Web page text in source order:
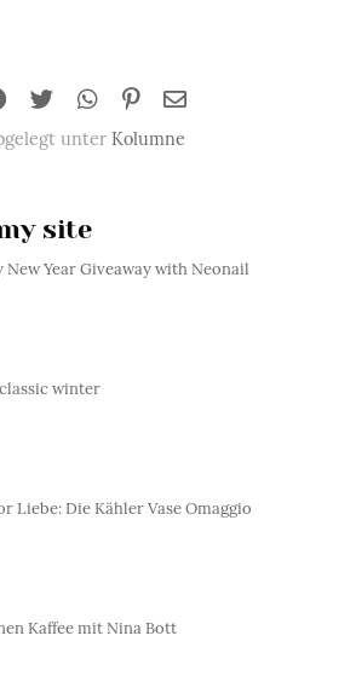
unter Kolumne
site
New Year Giveaway with Neonail
winter
Liebe: Die Kähler Vase Omaggio
Kaffee mit Nina Bott